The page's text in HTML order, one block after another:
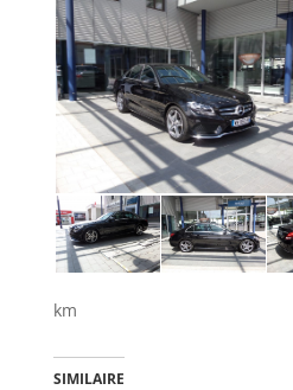
km
SIMILAIRE